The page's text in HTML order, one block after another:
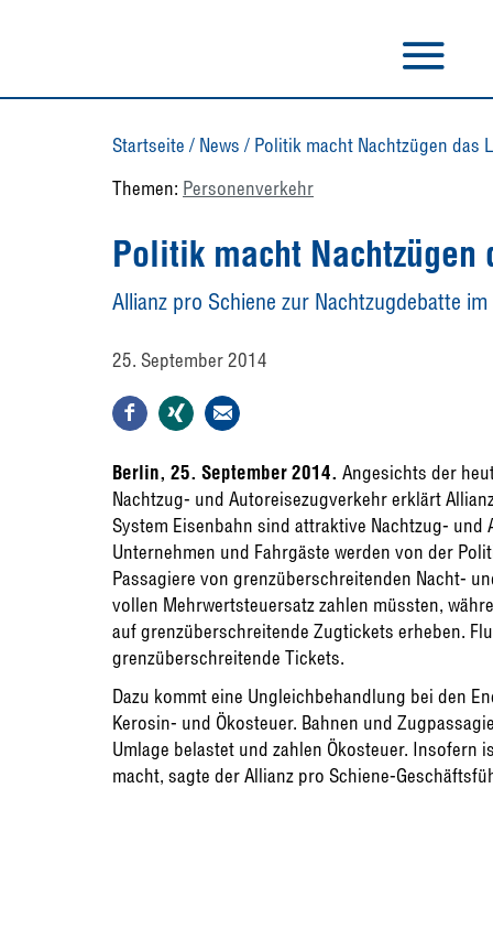
Startseite / News / Politik macht Nachtzügen das
Themen: Personenverkehr
Politik macht Nachtzügen
Allianz pro Schiene zur Nachtzugdebatte
25. September 2014
Berlin, 25. September 2014. Angesichts der
Nachtzug- und Autoreisezugverkehr erklärt
System Eisenbahn sind attraktive Nachtzug-
Unternehmen und Fahrgäste werden von der
Passagiere von grenzüberschreitenden Nacht-
vollen Mehrwertsteuersatz zahlen müssten,
auf grenzüberschreitende Zugtickets erheben.
grenzüberschreitende Tickets.
Dazu kommt eine Ungleichbehandlung bei den
Kerosin- und Ökosteuer. Bahnen und
Umlage belastet und zahlen Ökosteuer. Insofern
macht, sagte der Allianz pro Schiene-